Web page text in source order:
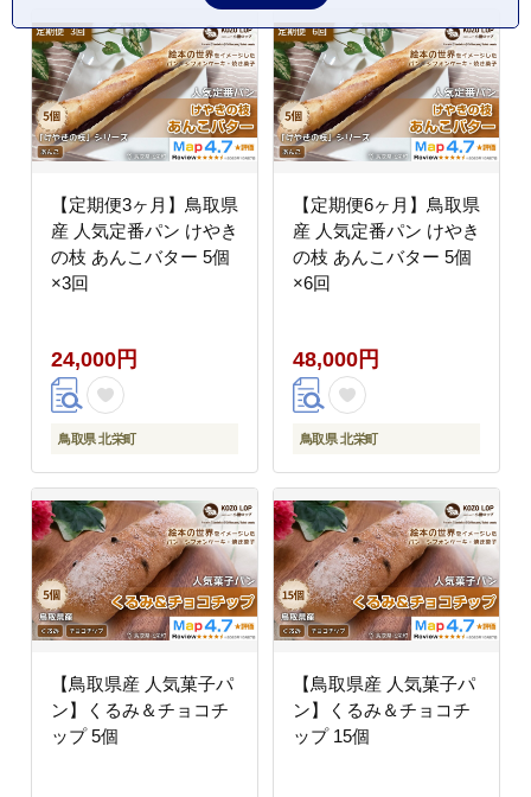
【定期便3ヶ月】鳥取県
産 人気定番パン けやき
の枝 あんこバター 5個
×3回
24,000円
鳥取県 北栄町
【定期便6ヶ月】鳥取県
産 人気定番パン けやき
の枝 あんこバター 5個
×6回
48,000円
鳥取県 北栄町
【鳥取県産 人気菓子パ
ン】くるみ＆チョコチ
ップ 5個
【鳥取県産 人気菓子パ
ン】くるみ＆チョコチ
ップ 15個